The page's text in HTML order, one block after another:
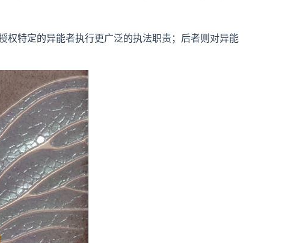
权特定的异能者执行更广泛的执法职责；后者则对异能